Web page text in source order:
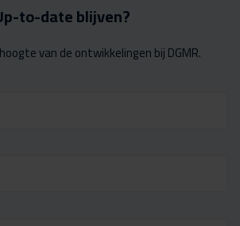
to-date blijven?
van de ontwikkelingen bij DGMR.